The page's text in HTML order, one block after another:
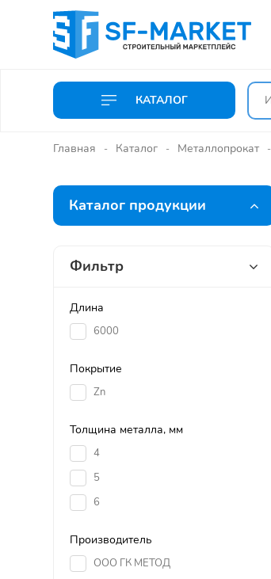
КАТАЛОГ
Главная Каталог Металлопрокат
Каталог продукции
Фильтр
Длина
6000
Покрытие
Zn
Толщина металла, мм
4
5
6
Производитель
ООО ГК МЕТОД